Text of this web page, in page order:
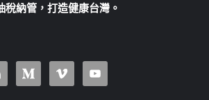
稅納管，打造健康台灣。